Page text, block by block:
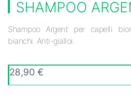
SHAMPOO
Shampoo Argent per capelli
bianchi. Anti-gialloi.
28,90 €